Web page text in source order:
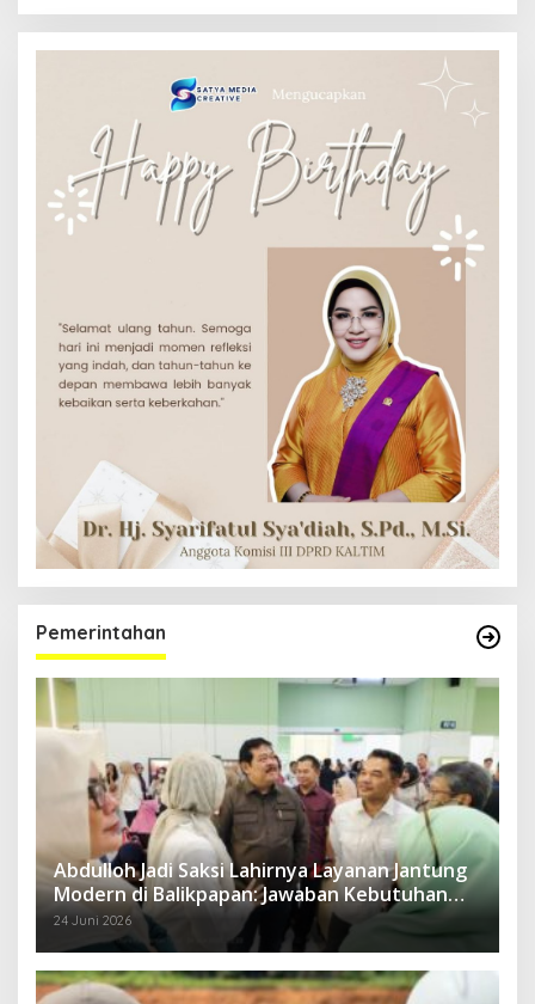
Pemerintahan
Abdulloh Jadi Saksi Lahirnya Layanan Jantung
Modern di Balikpapan: Jawaban Kebutuhan
Rakyat
24 Juni 2026